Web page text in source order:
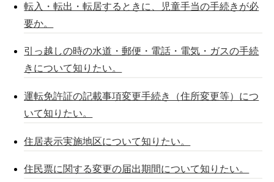
転入・転出・転居するときに、児童手当の手続きが必
要か。
引っ越しの時の水道・郵便・電話・電気・ガスの手続
きについて知りたい。
運転免許証の記載事項変更手続き（住所変更等）につ
いて知りたい。
住居表示実施地区について知りたい。
住民票に関する変更の届出期間について知りたい。